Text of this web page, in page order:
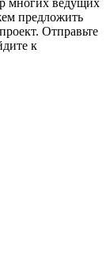
многих ведущих
предложить
Отправьте
к